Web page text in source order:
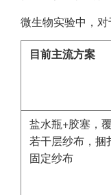
微生物实验中，
目前主流方案
盐水瓶+胶塞，
若干层纱布，捆
固定纱布